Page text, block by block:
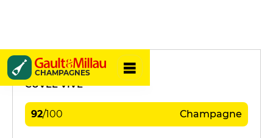
CHAMPAGNES
Claude Cazals
CUVÉE VIVE
92/100 Champagne